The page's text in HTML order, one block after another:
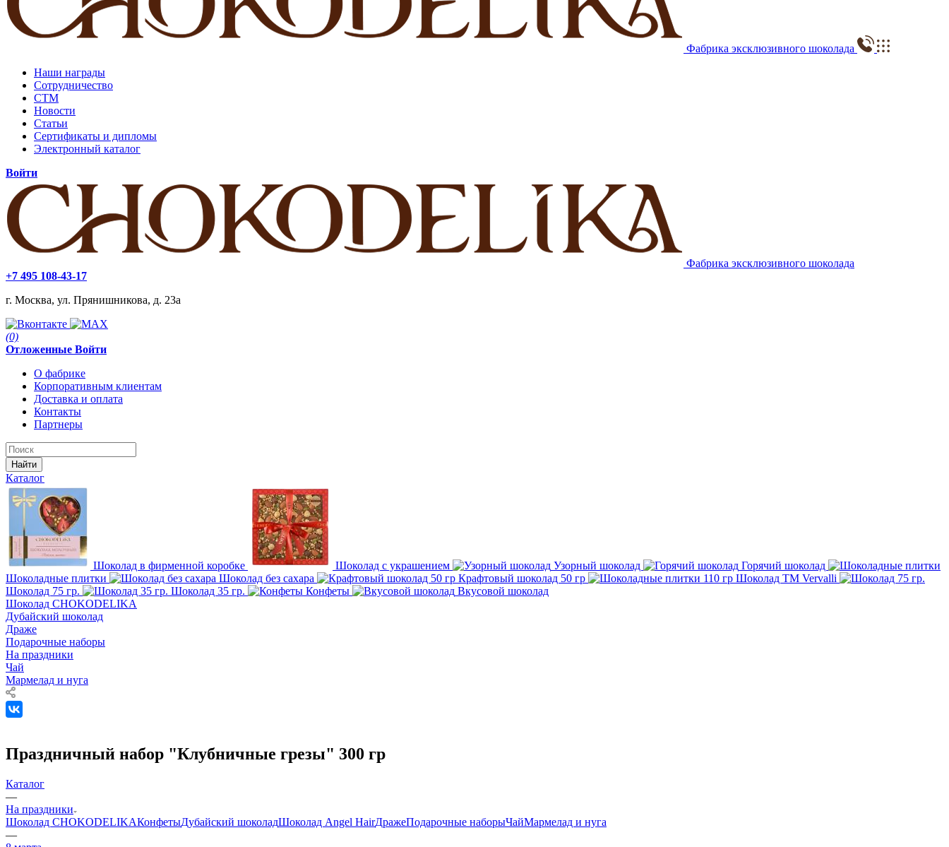
Фабрика эксклюзивного шоколада
Наши награды
Сотрудничество
СТМ
Новости
Статьи
Сертификаты и дипломы
Электронный каталог
Войти
Фабрика эксклюзивного шоколада
+7 495 108-43-17
г. Москва, ул. Прянишникова, д. 23а
(0)
Отложенные Войти
О фабрике
Корпоративным клиентам
Доставка и оплата
Контакты
Партнеры
Найти
Каталог
Шоколад в фирменной коробке Шоколад с украшением Узорный шоколад
Горячий шоколад
Шоколадные плитки
Шоколад без сахара Крафтовый шоколад 50 гр
Шоколад TM Vervalli
Шоколад 75 гр.
Шоколад 35 гр. Конфеты
Вкусовой шоколад
Шоколад CHOKODELIKA
Дубайский шоколад
Драже
Подарочные наборы
На праздники
Чай
Мармелад и нуга
Праздничный набор "Клубничные грезы" 300 гр
Каталог
—
На праздники
Шоколад CHOKODELIKAКонфетыДубайский шоколадШоколад Angel HairДражеПодарочные наборыЧайМармелад и нуга
—